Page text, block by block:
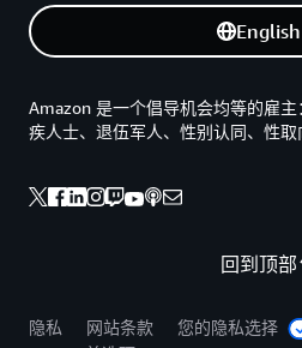
English
回到顶部
Amazon 是一个倡导机会均等的雇
疾人士、退伍军人、性别认同、性取
隐私 网站条款
您的隐私选择